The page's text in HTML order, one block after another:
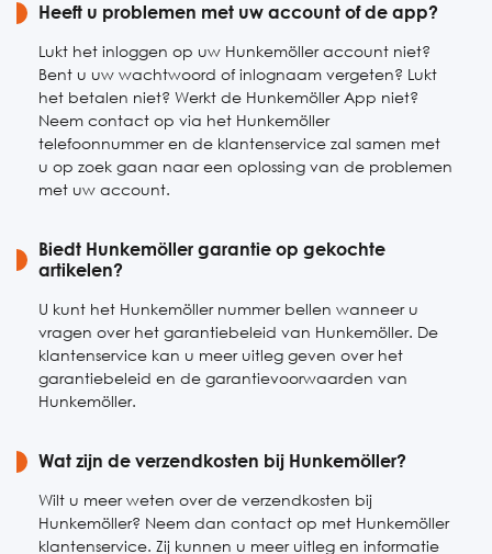
Zaterdag
Gesloten
Zondag
Gesloten
Heeft u problemen met uw account of de app?
Lukt het inloggen op uw Hunkemöller account niet?
Bent u uw wachtwoord of inlognaam vergeten? Lukt
het betalen niet? Werkt de Hunkemöller App niet?
Neem contact op via het Hunkemöller
telefoonnummer en de klantenservice zal samen met
u op zoek gaan naar een oplossing van de problemen
met uw account.
Biedt Hunkemöller garantie op gekochte
artikelen?
U kunt het Hunkemöller nummer bellen wanneer u
vragen over het garantiebeleid van Hunkemöller. De
klantenservice kan u meer uitleg geven over het
garantiebeleid en de garantievoorwaarden van
Hunkemöller.
Wat zijn de verzendkosten bij Hunkemöller?
Wilt u meer weten over de verzendkosten bij
Hunkemöller? Neem dan contact op met Hunkemöller
klantenservice. Zij kunnen u meer uitleg en informatie